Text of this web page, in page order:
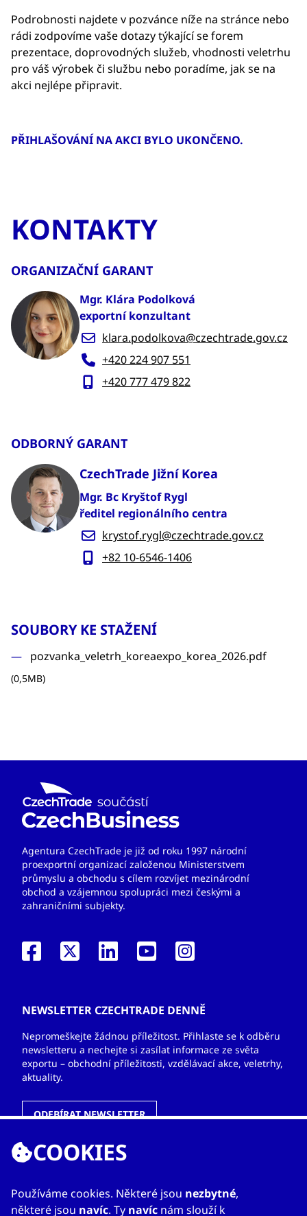
Podrobnosti najdete v pozvánce níže na stránce nebo
rádi zodpovíme vaše dotazy týkající se forem
prezentace, doprovodných služeb, vhodnosti veletrhu
pro váš výrobek či službu nebo poradíme, jak se na
akci nejlépe připravit.
PŘIHLAŠOVÁNÍ NA AKCI BYLO UKONČENO.
KONTAKTY
ORGANIZAČNÍ GARANT
Mgr. Klára Podolková
exportní konzultant
klara.podolkova@czechtrade.gov.cz
+420 224 907 551
+420 777 479 822
ODBORNÝ GARANT
CzechTrade Jižní Korea
Mgr. Bc Kryštof Rygl
ředitel regionálního centra
krystof.rygl@czechtrade.gov.cz
+82 10-6546-1406
SOUBORY KE STAŽENÍ
pozvanka_veletrh_koreaexpo_korea_2026.pdf
(0,5MB)
Agentura CzechTrade je již od roku 1997 národní
proexportní organizací založenou Ministerstvem
průmyslu a obchodu s cílem rozvíjet mezinárodní
obchod a vzájemnou spolupráci mezi českými a
zahraničními subjekty.
NEWSLETTER CZECHTRADE DENNĚ
Nepromeškejte žádnou příležitost. Přihlaste se k odběru
newsletteru a nechejte si zasílat informace ze světa
exportu – obchodní příležitosti, vzdělávací akce, veletrhy,
aktuality.
ODEBÍRAT NEWSLETTER
ODKAZY
COOKIES
Používáme cookies. Některé jsou nezbytné,
některé jsou navíc. Ty navíc nám slouží k